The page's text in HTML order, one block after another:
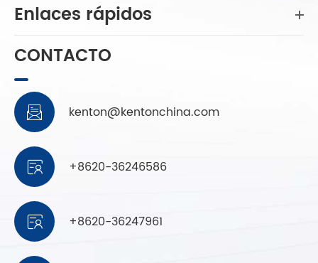
Enlaces rápidos
CONTACTO
 kenton@kentonchina.com
 +8620-36246586
 +8620-36247961